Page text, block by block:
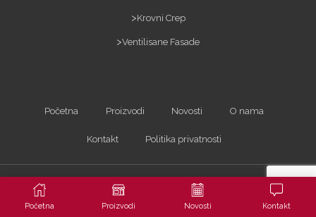
Krovni Crep
Ventilisane Fasade
Početna Proizvodi Novosti O nama
Kontakt Politika privatnosti
Kopiranje sadržaja bez dozvole je zabranjeno i kažnjivo po zakonu. Sva prava
zadržana ©2023
ARTerracotta d.o.o. | Powered by Arhitekta
Početna Proizvodi Novosti Kontakt